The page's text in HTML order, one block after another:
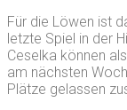
Für die Löwen ist
letzte Spiel in der
Ceselka können
am nächsten
Plätze gelassen